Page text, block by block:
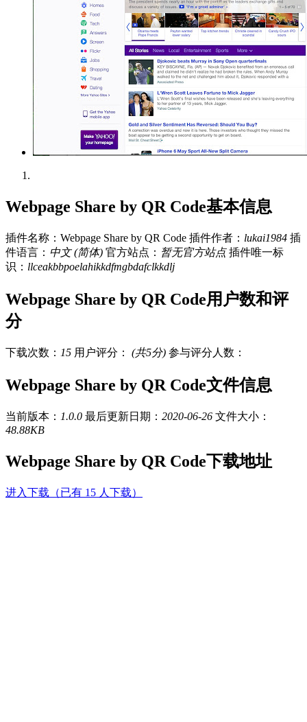
Webpage Share by QR Code基本信息
插件名称：Webpage Share by QR Code 插件作者： lukai1984 插
件语言： 中文 (简体) 官方站点： 暂无官方站点 插件唯一标
识： llceakbbpoelahikkdfmgbdafclkkdlj
Webpage Share by QR Code用户数和评
分
下载次数： 15 用户评分： (共5分) 参与评分人数：
Webpage Share by QR Code文件信息
当前版本： 1.0.0 最后更新日期： 2020-06-26 文件大小：
48.88KB
Webpage Share by QR Code下载地址
进入下载（已有 15 人下载）